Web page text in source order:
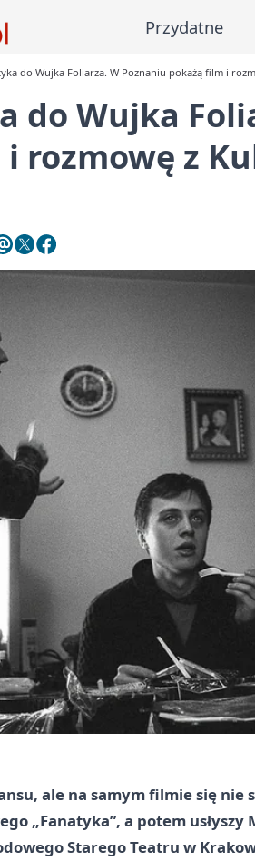
Przydatne
do Wujka Foliarza. W Poznaniu pokażą film i
do Wujka
rozmowę z
ale na samym filmie się nie
„Fanatyka”, a potem usłyszy
Starego Teatru w